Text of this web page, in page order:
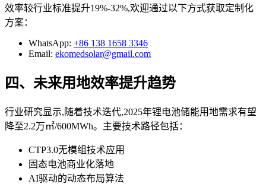
效率较行业标准提升19%-32%,欢迎通过以下方式获取定制化
方案：
WhatsApp: +86 138 1658 3346
Email: ekomedsolar@gmail.com
四、未来用地效率提升趋势
行业研究显示,随着技术迭代,2025年锂电池储能用地需求有望
降至2.2万㎡/600MWh。主要技术路径包括：
CTP3.0无模组技术应用
固态电池商业化落地
AI驱动的动态布局算法